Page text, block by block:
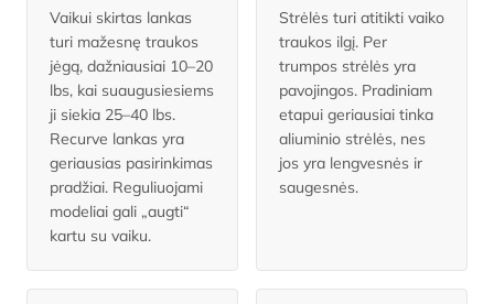
Vaikui skirtas lankas
turi mažesnę traukos
jėgą, dažniausiai 10–20
lbs, kai suaugusiesiems
ji siekia 25–40 lbs.
Recurve lankas yra
geriausias pasirinkimas
pradžiai. Reguliuojami
modeliai gali „augti“
kartu su vaiku.
Strėlės turi atitikti vaiko
traukos ilgį. Per
trumpos strėlės yra
pavojingos. Pradiniam
etapui geriausiai tinka
aliuminio strėlės, nes
jos yra lengvesnės ir
saugesnės.